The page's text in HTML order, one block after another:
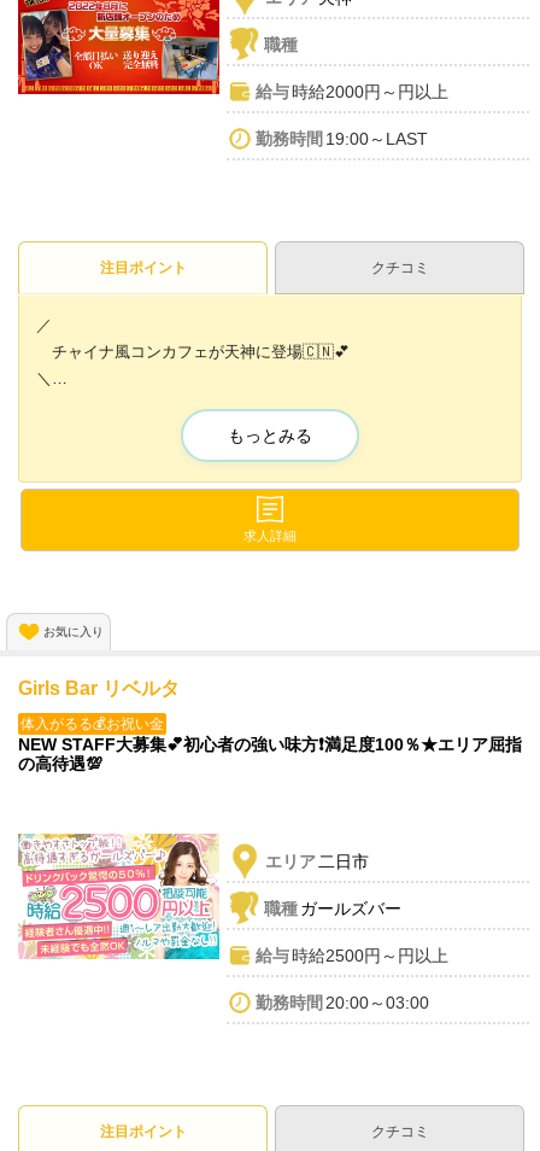
職種
給与時給2000円～円以上
勤務時間19:00～LAST
注目ポイント クチコミ
／
チャイナ風コンカフェが天神に登場🇨🇳💕
＼
🇨🇳娘娘酒場（にゃんにゃんさかば）🇨🇳
衣装はどれも可愛い衣装なので
気分があがること間違いなし💗✨
寮も完備しているので
引っ越しを考えている方にオススメ💝
もっとみる
求人詳細
お気に入り
Girls Bar リベルタ
体入がるる💰お祝い金
NEW STAFF大募集💕初心者の強い味方❗満足度100％★エリア屈指
の高待遇💯
エリア 二日市
職種ガールズバー
給与時給2500円～円以上
勤務時間 20:00～03:00
注目ポイント クチコミ